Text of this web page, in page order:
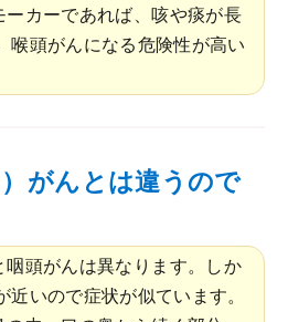
ーカーであれば、咳や痰が長
喉頭がんになる危険性が高い
がんとは違うので
咽頭がんは異なります。しか
近いので症状が似ています。